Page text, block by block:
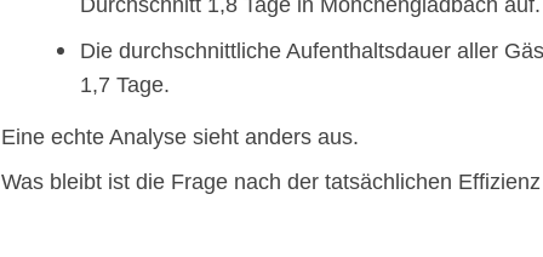
Die durchschnittliche Aufenthaltsdauer aller
1,7 Tage.
Eine echte Analyse sieht anders aus.
Was bleibt ist die Frage nach der tatsächlichen